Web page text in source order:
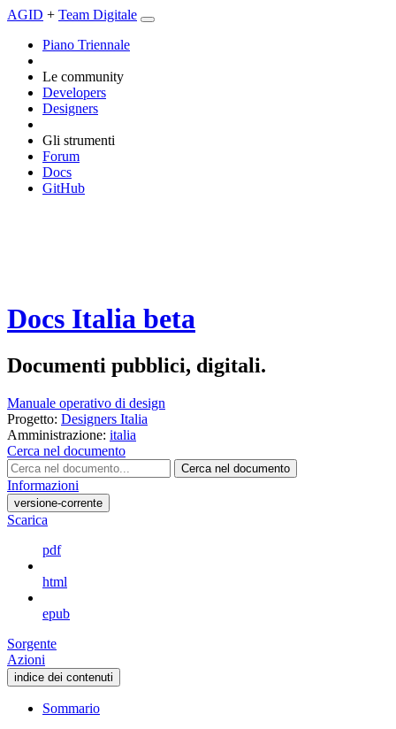
AGID + Team Digitale
Piano Triennale
Le community
Developers
Designers
Gli strumenti
Forum
Docs
GitHub
Docs Italia beta
Documenti pubblici, digitali.
Manuale operativo di design
Progetto: Designers Italia
Amministrazione: italia
Cerca nel documento
Cerca nel documento
Informazioni
versione-corrente
Scarica
pdf
html
epub
Sorgente
Azioni
indice dei contenuti
Sommario